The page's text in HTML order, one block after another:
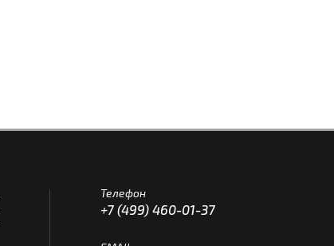
Телефон
+7 (499) 460-01-37